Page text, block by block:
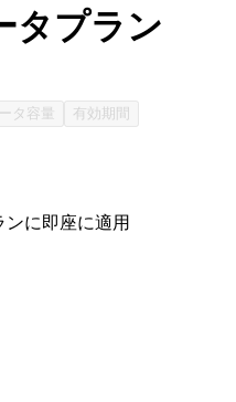
タプラン
タ容量 有効期間
に即座に適用